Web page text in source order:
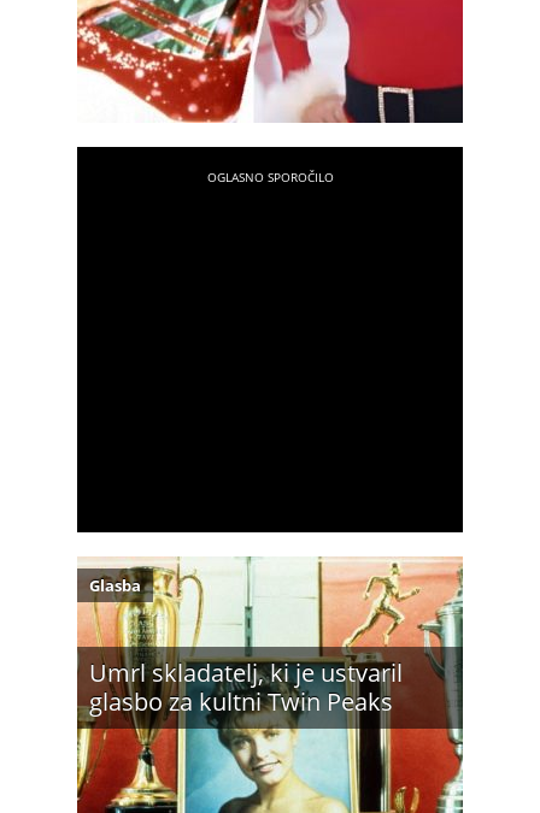
Umrl skladatelj, ki je ustvaril
glasbo za kultni Twin Peaks
Glasba